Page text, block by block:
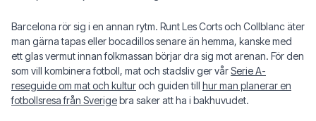
Barcelona rör sig i en annan rytm. Runt Les Corts och Collblanc äter
man gärna tapas eller bocadillos senare än hemma, kanske med
ett glas vermut innan folkmassan börjar dra sig mot arenan. För den
som vill kombinera fotboll, mat och stadsliv ger vårSerie A-
reseguide om mat och kulturoch guiden till hur man planerar en
fotbollsresa från Sverigebra saker att ha i bakhuvudet.